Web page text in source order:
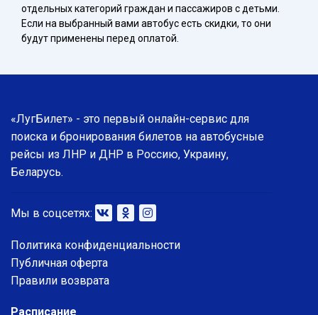
отдельных категорий граждан и пассажиров с детьми.
Если на выбранный вами автобус есть скидки, то они
будут применены перед оплатой.
«ЛугБилет» - это первый онлайн-сервис для
поиска и бронирования билетов на автобусные
рейсы из ЛНР и ДНР в Россию, Украину,
Беларусь.
Мы в соцсетях:
Политика конфиденциальности
Публичная оферта
Правили возврата
Расписание